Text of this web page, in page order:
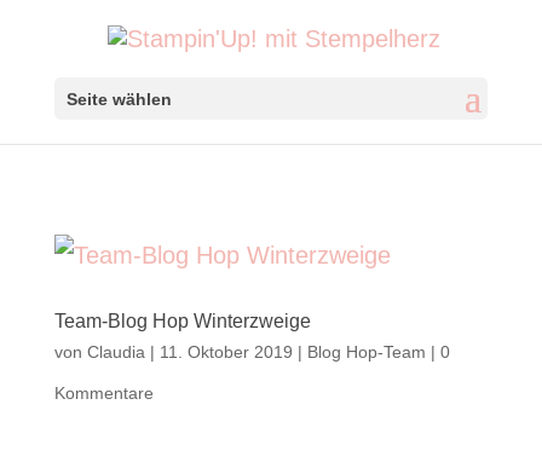
Seite wählen
Team-Blog Hop Winterzweige
von Claudia | 11. Oktober 2019 | Blog Hop-Team | 0
Kommentare